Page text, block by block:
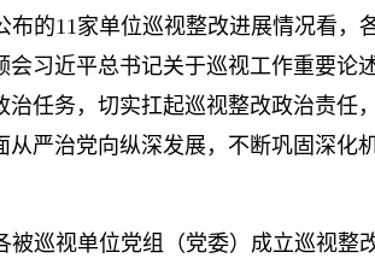
布的11家单位巡视整改进展情况看
会习近平总书记关于巡视工作重要论
治任务，切实扛起巡视整改政治责任
从严治党向纵深发展，不断巩固深化
被巡视单位党组（党委）成立巡视整